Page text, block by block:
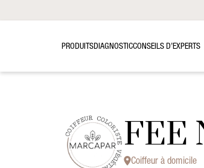
PRODUITSDIAGNOSTICCONSEILS D’EXPERTS
FEE
Coiffeur à domicile